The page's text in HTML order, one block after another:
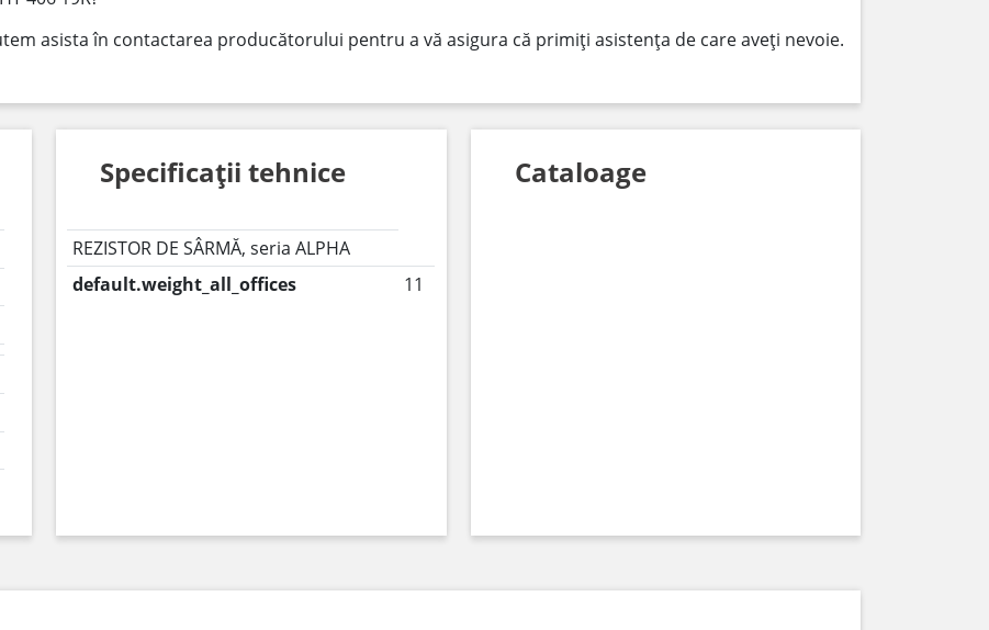
asista în contactarea producătorului pentru a vă asigura că primiți asistența de care aveți nevoie.
Specificații tehnice
REZISTOR DE SÂRMĂ, seria ALPHA
default.weight_all_offices
11
Cataloage